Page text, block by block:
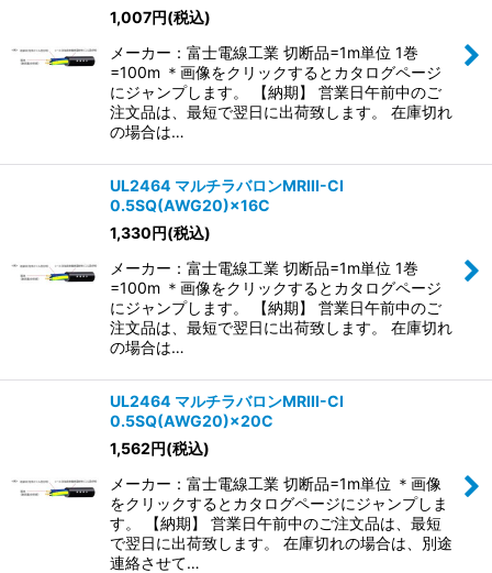
1,007円(税込)
メーカー：富士電線工業 切断品=1m単位 1巻
=100m ＊画像をクリックするとカタログページ
にジャンプします。 【納期】 営業日午前中のご
注文品は、最短で翌日に出荷致します。 在庫切れ
の場合は…
UL2464 マルチラバロンMRIII-CI
0.5SQ(AWG20)×16C
1,330円(税込)
メーカー：富士電線工業 切断品=1m単位 1巻
=100m ＊画像をクリックするとカタログページ
にジャンプします。 【納期】 営業日午前中のご
注文品は、最短で翌日に出荷致します。 在庫切れ
の場合は…
UL2464 マルチラバロンMRIII-CI
0.5SQ(AWG20)×20C
1,562円(税込)
メーカー：富士電線工業 切断品=1m単位 ＊画像
をクリックするとカタログページにジャンプしま
す。 【納期】 営業日午前中のご注文品は、最短
で翌日に出荷致します。 在庫切れの場合は、別途
連絡させて…